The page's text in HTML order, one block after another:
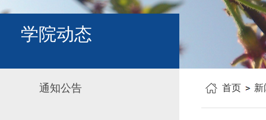
组织结构
学科设置
会议纪要
工会之声
职称晋升
人事培训
博士后管理
课表、校历
主修专业确认
学籍管理
教学与教务
毕业论文
科研训练
学院动态
通知公告 首页 新